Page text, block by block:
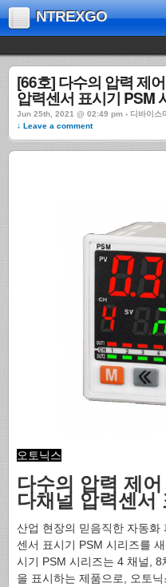
NTREXGO
[66호] 다수의 압력 제
압력센서 표시기 PSM
Jun 25th, 2021 @ 02:49 pm › 디바이스
↓ Leave a comment
오토닉스
다수의 압력 제
다채널 압력센서
산업 현장의 믿음직한 자동화
센서 표시기 PSM 시리즈를
시기 PSM 시리즈는 4 채널,
을 표시하는 제품으로, 오토